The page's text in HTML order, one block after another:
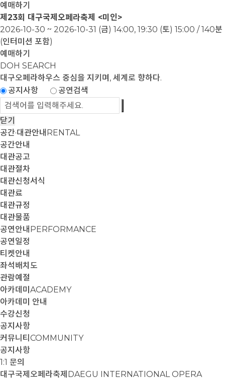
예매하기
제23회 대구국제오페라축제 <미인>
2026-10-30 ~ 2026-10-31 (금) 14:00, 19:30 (토) 15:00 / 140분
(인터미션 포함)
예매하기
DOH SEARCH
대구오페라하우스 중심을 지키며, 세계로 향하다.
공지사항
공연검색
닫기
공간·대관안내 RENTAL
공간안내
대관공고
대관절차
대관신청서식
대관료
대관규정
대관물품
공연안내 PERFORMANCE
공연일정
티켓안내
좌석배치도
관람예절
아카데미 ACADEMY
아카데미 안내
수강신청
공지사항
커뮤니티 COMMUNITY
공지사항
1:1 문의
대구국제오페라축제 DAEGU INTERNATIONAL OPERA